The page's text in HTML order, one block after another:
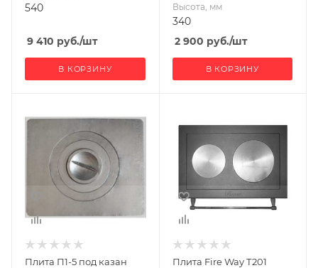
540
9 410 руб./шт
В КОРЗИНУ
Высота, мм
340
2 900 руб./шт
В КОРЗИНУ
Глубина, мм
Высота, мм
Плита П1-5 под казан
690
Глубина, мм
450
Плита Fire Way Т201